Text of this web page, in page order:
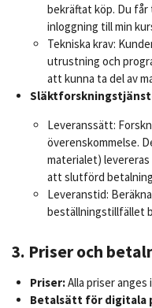
bekräftat köp. Du
inloggning till min
Tekniska krav:
utrustning och
att kunna ta del av
Leveranssätt:
överenskommelse.
materialet)
att slutförd
Leveranstid:
beställningstillfället
3. Priser och
Priser:Alla priser anges i
Betalsätt för digitala